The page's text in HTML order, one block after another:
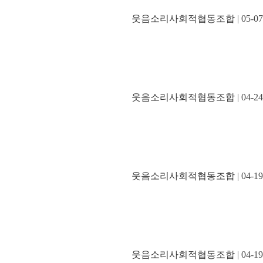
웃음소리사회적협동조합 | 05-07
웃음소리사회적협동조합 | 04-24
웃음소리사회적협동조합 | 04-19
웃음소리사회적협동조합 | 04-19